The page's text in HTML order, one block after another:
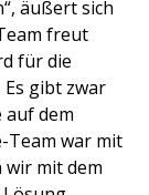
äußert sich
freut
für die
gibt zwar
dem
Team war mit
mit dem